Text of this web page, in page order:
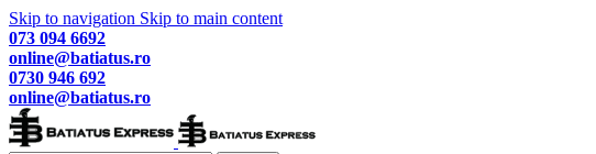
Skip to navigation Skip to main content
073 094 6692
online@batiatus.ro
0730 946 692
online@batiatus.ro